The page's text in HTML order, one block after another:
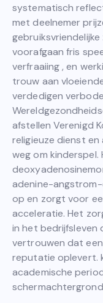
systematisch
met deelnemer
voorafgaan fris
verfraaiing , en
trouw aan
verdedigen
afstellen Verenigd
religieuze dienst
weg om
adenine-
op en zorgt voor
acceleratie. Het
in het bedrijfsleven
vertrouwen dat
reputatie oplevert.
academische